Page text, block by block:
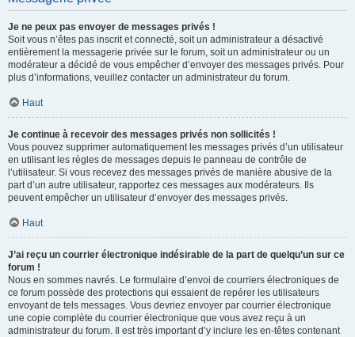
Je ne peux pas envoyer de messages privés !
Soit vous n’êtes pas inscrit et connecté, soit un administrateur a désactivé
entièrement la messagerie privée sur le forum, soit un administrateur ou un
modérateur a décidé de vous empêcher d’envoyer des messages privés. Pour
plus d’informations, veuillez contacter un administrateur du forum.
Haut
Je continue à recevoir des messages privés non sollicités !
Vous pouvez supprimer automatiquement les messages privés d’un utilisateur
en utilisant les règles de messages depuis le panneau de contrôle de
l’utilisateur. Si vous recevez des messages privés de manière abusive de la
part d’un autre utilisateur, rapportez ces messages aux modérateurs. Ils
peuvent empêcher un utilisateur d’envoyer des messages privés.
Haut
J’ai reçu un courrier électronique indésirable de la part de quelqu’un sur ce
forum !
Nous en sommes navrés. Le formulaire d’envoi de courriers électroniques de
ce forum possède des protections qui essaient de repérer les utilisateurs
envoyant de tels messages. Vous devriez envoyer par courrier électronique
une copie complète du courrier électronique que vous avez reçu à un
administrateur du forum. Il est très important d’y inclure les en-têtes contenant